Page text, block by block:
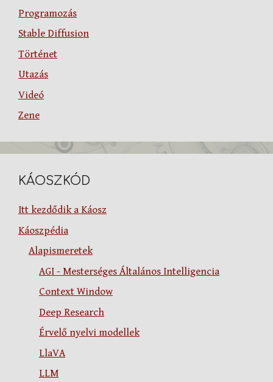
Programozás
Stable Diffusion
Történet
Utazás
Videó
Zene
KÁOSZKÓD
Itt kezdődik a Káosz
Káoszpédia
Alapismeretek
AGI - Mesterséges Általános Intelligencia
Context Window
Deep Research
Érvelő nyelvi modellek
LlaVA
LLM